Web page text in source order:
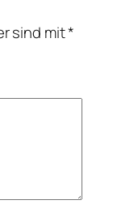
sind mit*